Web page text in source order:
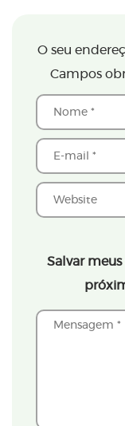
O seu
Campos
Salvar